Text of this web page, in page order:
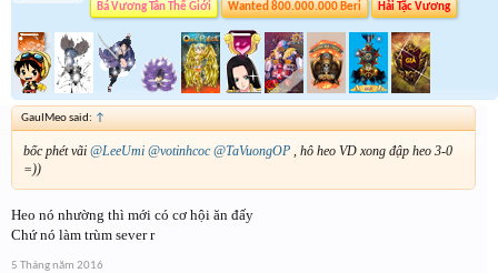
Bá Vương Tân Thế Giới Wanted 800.000.000 Beri Hải Tặc Vương
GauIMeo said: ↑
bốc phét vãi @LeeUmi @votinhcoc @TaVuongOP , hô heo VD xong đập heo 3-0
=))
Heo nó nhường thì mới có cơ hội ăn đấy
Chứ nó làm trùm sever r
5 Tháng năm 2016